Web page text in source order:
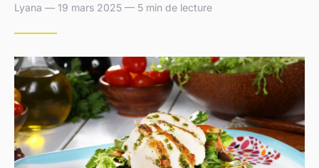
Lyana — 19 mars 2025 — 5 min de lecture